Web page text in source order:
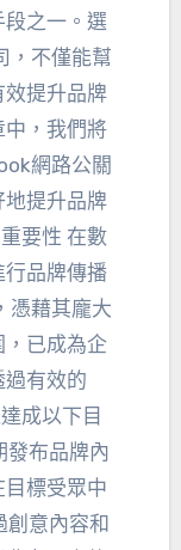
之一。選
，不僅能幫
提升品牌
，我們將
網路公關
提升品牌
要性 在數
品牌傳播
憑藉其龐大
已成為企
有效的
成以下目
發布品牌內
標受眾中
創意內容和